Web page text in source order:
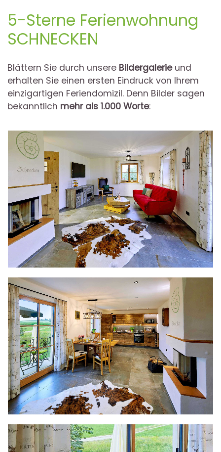
5-Sterne Ferienwohnung
SCHNECKEN
Blättern Sie durch unsere Bildergalerie und
erhalten Sie einen ersten Eindruck von Ihrem
einzigartigen Feriendomizil. Denn Bilder sagen
bekanntlich mehr als 1.000 Worte: